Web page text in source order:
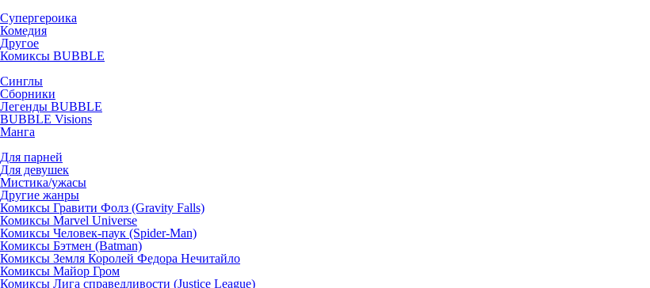
Супергероика
Комедия
Другое
Комиксы BUBBLE
Синглы
Сборники
Легенды BUBBLE
BUBBLE Visions
Манга
Для парней
Для девушек
Мистика/ужасы
Другие жанры
Комиксы Гравити Фолз (Gravity Falls)
Комиксы Marvel Universe
Комиксы Человек-паук (Spider-Man)
Комиксы Бэтмен (Batman)
Комиксы Земля Королей Федора Нечитайло
Комиксы Майор Гром
Комиксы Лига справедливости (Justice League)